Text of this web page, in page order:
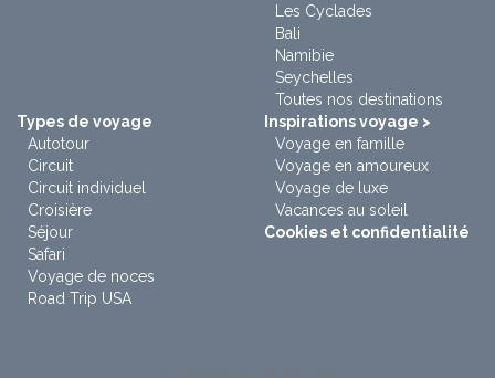
Les Cyclades
Bali
Namibie
Seychelles
Toutes nos destinations
Types de voyage
Autotour
Circuit
Circuit individuel
Croisière
Séjour
Safari
Voyage de noces
Road Trip USA
Inspirations voyage >
Voyage en famille
Voyage en amoureux
Voyage de luxe
Vacances au soleil
Cookies et confidentialité